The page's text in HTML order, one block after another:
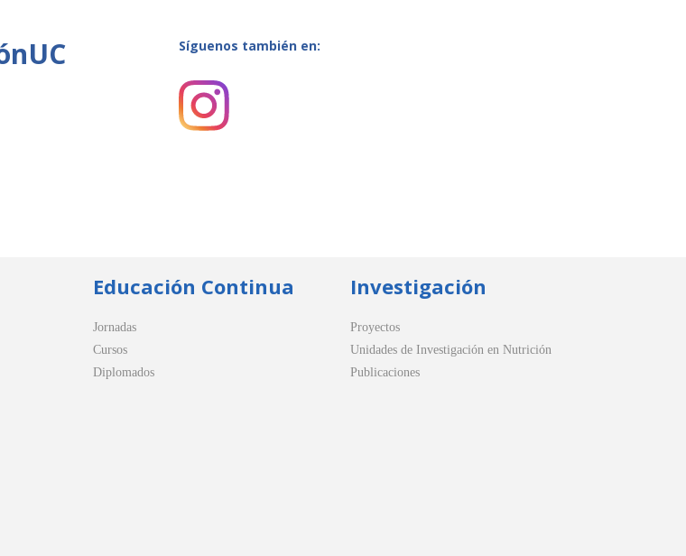
Síguenos también en:
Educación Continua
Jornadas
Cursos
Diplomados
Investigación
Proyectos
Unidades de Investigación en Nutrición
Publicaciones